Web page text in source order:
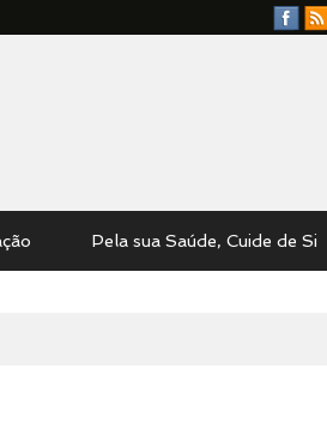
Facebook
RSS
Pela sua Saúde, Cuide de Si